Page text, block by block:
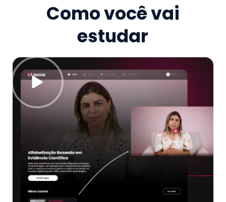
Como você vai
estudar